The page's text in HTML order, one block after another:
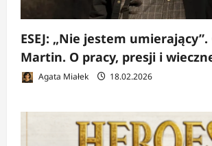
ESEJ: „Nie jestem umierający”.
Martin. O pracy, presji i
Agata Miałek 18.02.2026